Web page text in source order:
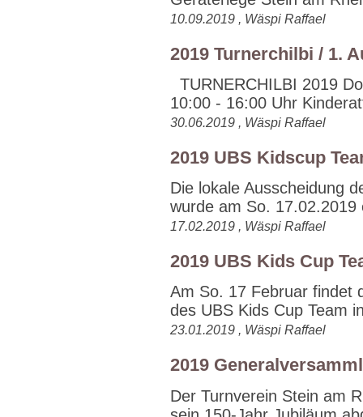
10.09.2019 , Wäspi Raffael
2019 Turnerchilbi / 1.
TURNERCHILBI 2019
10:00 - 16:00 Uhr
30.06.2019 , Wäspi Raffael
2019 UBS Kidscup
Die lokale Ausscheidung
wurde am So. 17.02.2019
17.02.2019 , Wäspi Raffael
2019 UBS Kids Cup
Am So. 17 Februar findet
des UBS Kids Cup Team
23.01.2019 , Wäspi Raffael
2019
Der Turnverein Stein am